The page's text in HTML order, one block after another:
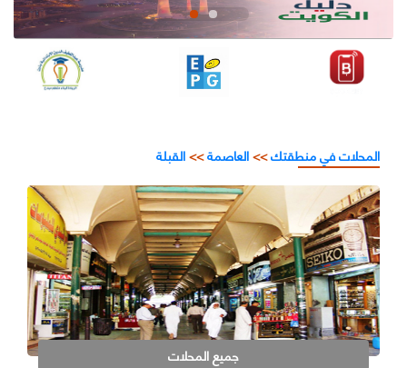
المحلات في منطقتك>>العاصمة>>القبلة
جميع المحلات